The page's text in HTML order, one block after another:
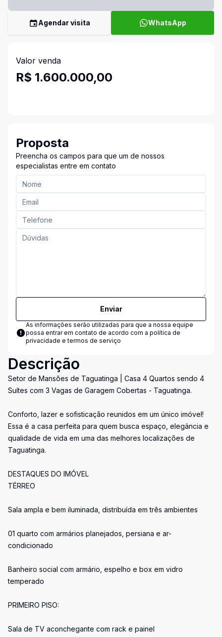
Agendar visita WhatsApp
Valor venda
R$ 1.600.000,00
Proposta
Preencha os campos para que um de nossos
especialistas entre em contato
Enviar
As informações serão utilizadas para que a nossa equipe
possa entrar em contato de acordo com a política de
privacidade e termos de serviço
Descrição
Setor de Mansões de Taguatinga | Casa 4 Quartos sendo 4
Suítes com 3 Vagas de Garagem Cobertas - Taguatinga.
Conforto, lazer e sofisticação reunidos em um único imóvel!
Essa é a casa perfeita para quem busca espaço, elegância e
qualidade de vida em uma das melhores localizações de
Taguatinga.
DESTAQUES DO IMÓVEL
TÉRREO
Sala ampla e bem iluminada, distribuída em três ambientes
01 quarto com armários planejados, persiana e ar-
condicionado
Banheiro social com armário, espelho e box em vidro
temperado
PRIMEIRO PISO:
Sala de TV aconchegante com rack e painel